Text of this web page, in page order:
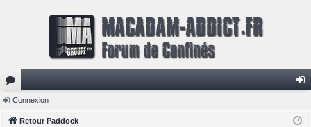
or
u ne
Connexion
Retour Paddock